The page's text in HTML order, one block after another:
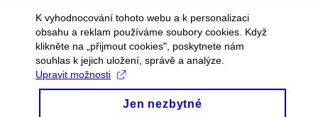
K vyhodnocování tohoto webu a k personalizaci
obsahu a reklam používáme soubory cookies. Když
klikněte na „přijmout cookies", poskytnete nám
souhlas k jejich uložení, správě a analýze.
Upravit možnosti
Jen nezbytné